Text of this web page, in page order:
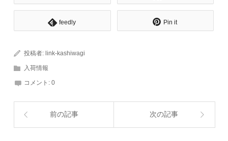
feedly Pin it
投稿者: link-kashiwagi
入荷情報
コメント:0
前の記事 次の記事